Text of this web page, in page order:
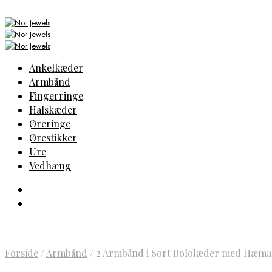
Ankelkæder
Armbånd
Fingerringe
Halskæder
Øreringe
Ørestikker
Ure
Vedhæng
Forside / Armbånd / 2 Armbånd i Sort Bololæder med